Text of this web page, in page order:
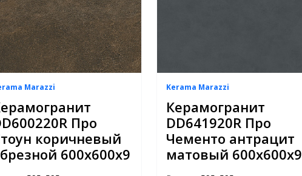
Marazzi
Про
коричневый
600х600х9
Kerama Marazzi
Керамогранит
DD641920R Про
Чементо антрацит
матовый 600х600х9